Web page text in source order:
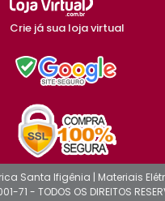
Crie já sua loja virtual
Santa Ifigênia | Materiais
71 - TODOS OS DIREITOS